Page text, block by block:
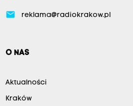
email reklama@radiokrakow.pl
O NAS
Aktualności
Kraków